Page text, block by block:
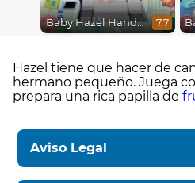
Baby Hazel Hand Fracture 7.7
Hazel tiene que hacer de
hermano pequeño. Juega
prepara una rica papilla de
Aviso Legal